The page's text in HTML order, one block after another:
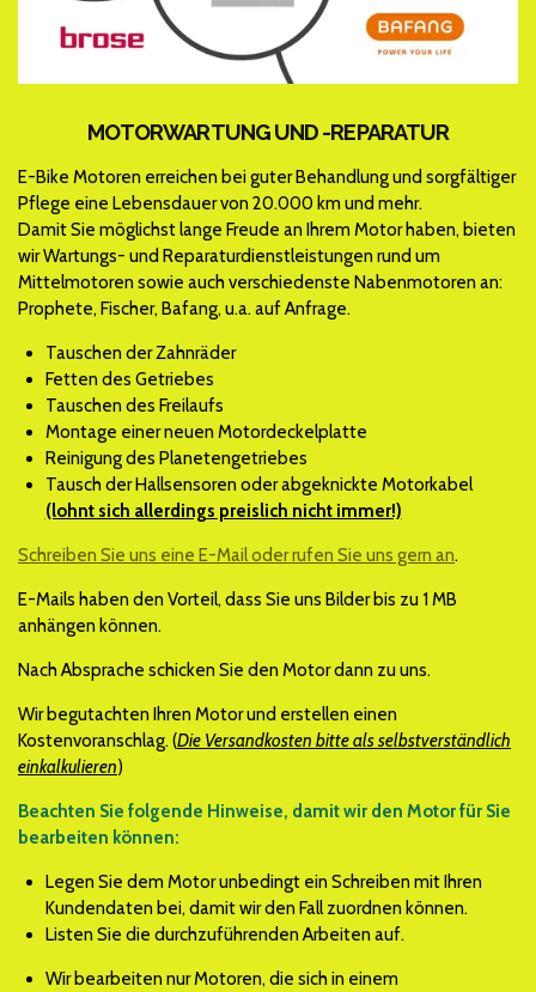
MOTORWARTUNG UND -REPARATUR
E-Bike Motoren erreichen bei guter Behandlung und sorgfältiger
Pflege eine Lebensdauer von 20.000 km und mehr.
Damit Sie möglichst lange Freude an Ihrem Motor haben, bieten
wir Wartungs- und Reparaturdienstleistungen rund um
Mittelmotoren sowie auch verschiedenste Nabenmotoren an:
Prophete, Fischer, Bafang, u.a. auf Anfrage.
Tauschen der Zahnräder
Fetten des Getriebes
Tauschen des Freilaufs
Montage einer neuen Motordeckelplatte
Reinigung des Planetengetriebes
Tausch der Hallsensoren oder abgeknickte Motorkabel
(lohnt sich allerdings preislich nicht immer!)
Schreiben Sie uns eine E-Mail oder rufen Sie uns gern an.
E-Mails haben den Vorteil, dass Sie uns Bilder bis zu 1 MB
anhängen können.
Nach Absprache schicken Sie den Motor dann zu uns.
Wir begutachten Ihren Motor und erstellen einen
Kostenvoranschlag. (Die Versandkosten bitte als selbstverständlich
einkalkulieren)
Beachten Sie folgende Hinweise, damit wir den Motor für Sie
bearbeiten können:
Legen Sie dem Motor unbedingt ein Schreiben mit Ihren
Kundendaten bei, damit wir den Fall zuordnen können.
Listen Sie die durchzuführenden Arbeiten auf.
Wir bearbeiten nur Motoren, die sich in einem